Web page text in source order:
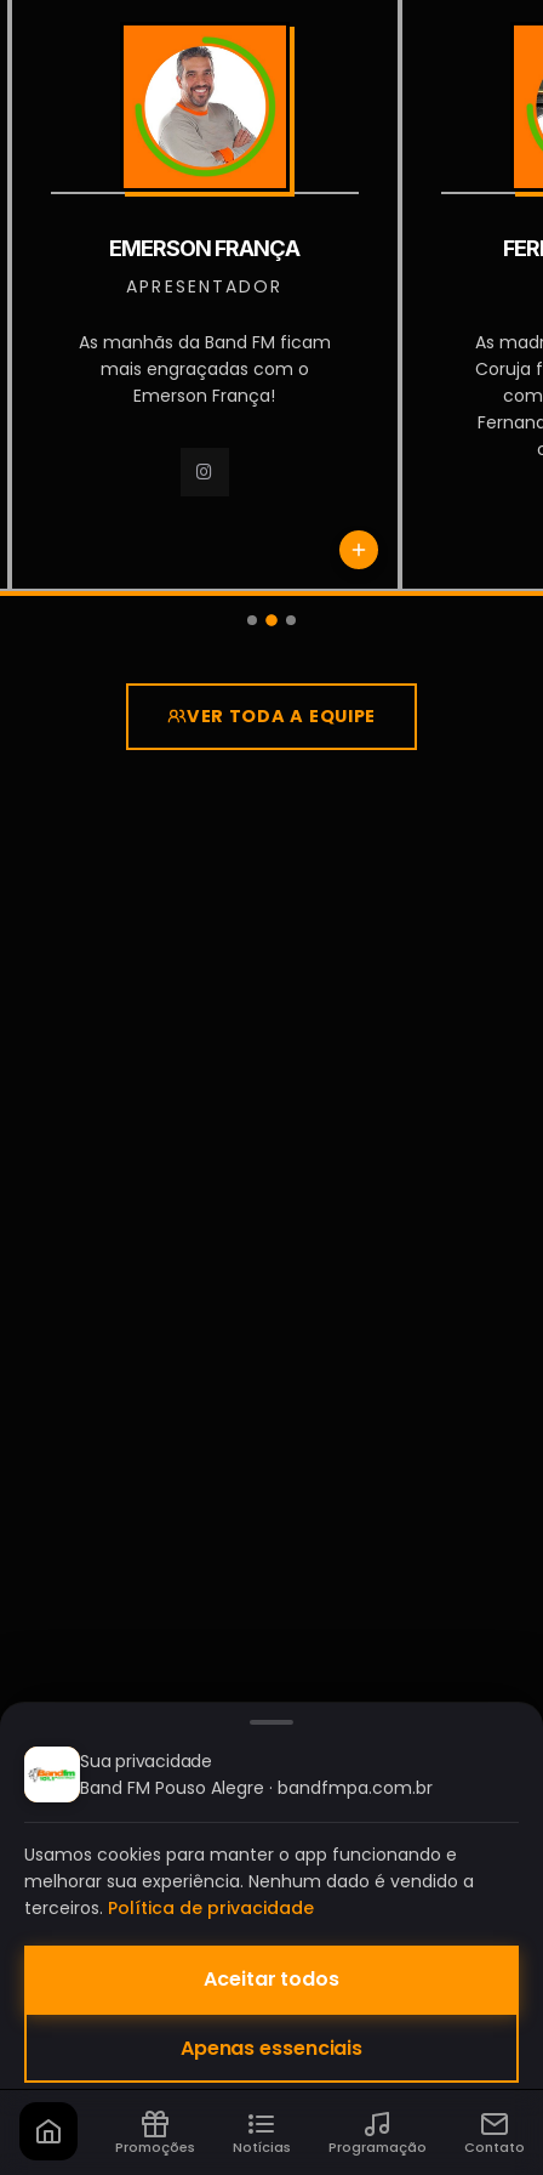
EMERSON FRANÇA
APRESENTADOR
As manhãs da Band FM ficam
mais engraçadas com o
Emerson França!
As
Coruja
VER TODA A EQUIPE
BAND FM POUSO ALEGRE
A SUA RÁDIO DO SEU JEITO!
Sua privacidade
Band FM Pouso Alegre · bandfmpa.com.br
Usamos cookies para manter o app funcionando e
melhorar sua experiência. Nenhum dado é vendido a
terceiros. Política de privacidade
Aceitar todos
Apenas essenciais
Promoções Notícias Programação Contato